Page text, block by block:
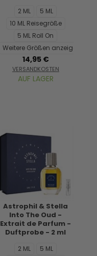
2 ML
5 ML
10 ML Reisegröße
5 ML Roll On
Weitere Größen anzeigen...
14,95 €
VERSANDKOSTEN
AUF LAGER
Astrophil & Stella
Into The Oud -
Extrait de Parfum -
Duftprobe - 2 ml
2 ML
5 ML